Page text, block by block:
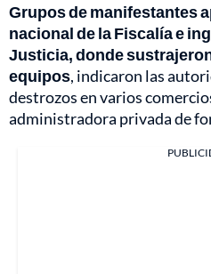
Grupos de manifestantes
nacional de la Fiscalía e
Justicia, donde
equipos, indicaron las
destrozos en varios
administradora privada de